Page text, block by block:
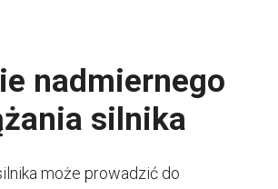
nadmiernego
silnika
może prowadzić do